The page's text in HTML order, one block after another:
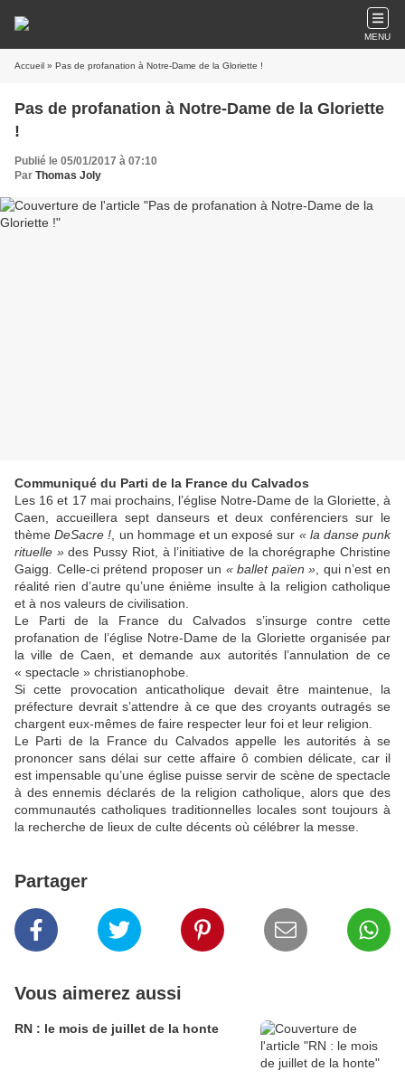
MENU
Accueil » Pas de profanation à Notre-Dame de la Gloriette !
Pas de profanation à Notre-Dame de la Gloriette
!
Publié le 05/01/2017 à 07:10
Par Thomas Joly
Communiqué du Parti de la France du Calvados
Les 16 et 17 mai prochains, l’église Notre-Dame de la Gloriette, à
Caen, accueillera sept danseurs et deux conférenciers sur le
thèmeDeSacre ! , un hommage et un exposé sur « la danse punk
rituelle »des Pussy Riot, à l’initiative de la chorégraphe Christine
Gaigg. Celle-ci prétend proposer un « ballet païen » , qui n’est en
réalité rien d’autre qu’une énième insulte à la religion catholique
et à nos valeurs de civilisation.
Le Parti de la France du Calvados s’insurge contre cette
profanation de l’église Notre-Dame de la Gloriette organisée par
la ville de Caen, et demande aux autorités l’annulation de ce
« spectacle » christianophobe.
Si cette provocation anticatholique devait être maintenue, la
préfecture devrait s’attendre à ce que des croyants outragés se
chargent eux-mêmes de faire respecter leur foi et leur religion.
Le Parti de la France du Calvados appelle les autorités à se
prononcer sans délai sur cette affaire ô combien délicate, car il
est impensable qu’une église puisse servir de scène de spectacle
à des ennemis déclarés de la religion catholique, alors que des
communautés catholiques traditionnelles locales sont toujours à
la recherche de lieux de culte décents où célébrer la messe.
Partager
Vous aimerez aussi
RN : le mois de juillet de la honte